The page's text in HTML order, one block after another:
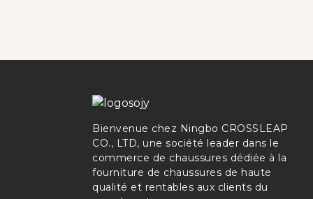
Bienvenue chez Ningbo CROSSLEAP
CO., LTD, une société leader dans le
commerce de chaussures dédiée à la
fourniture de chaussures de haute
qualité et rentables aux clients du